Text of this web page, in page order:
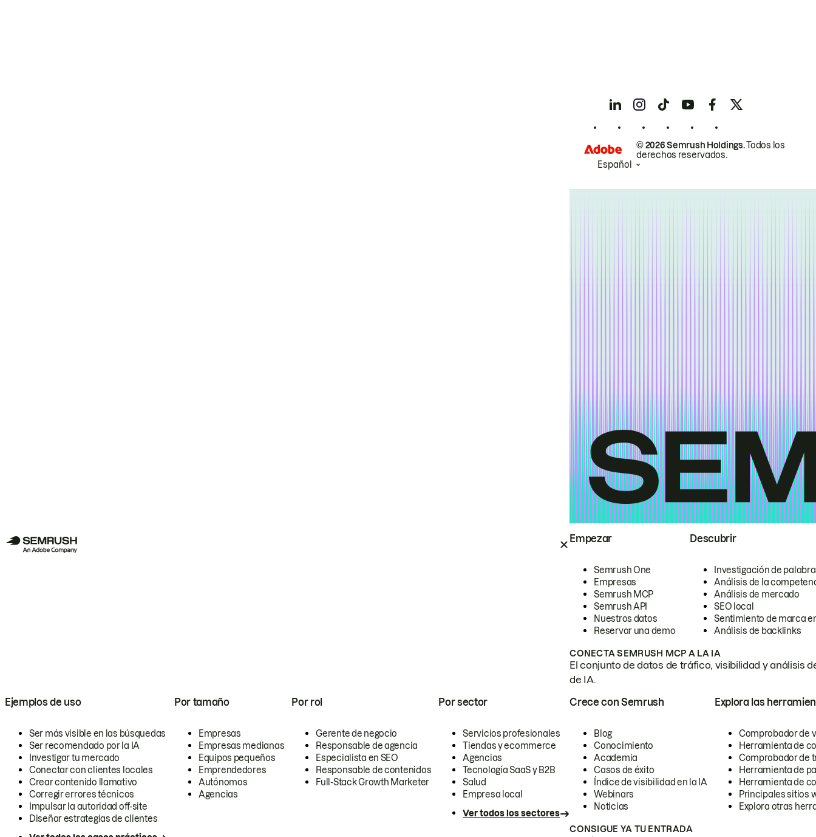
Empezar
Semrush One
Empresas
Semrush MCP
Semrush API
Nuestros datos
Reservar una demo
Descubrir
Investigación de
Análisis de la
Análisis de mercado
SEO local
Sentimiento de marca
Análisis de backlinks
CONECTA SEMRUSH MCP A LA IA
El conjunto de datos de tráfico, visibilidad y análisis
de IA.
Ejemplos de uso
Ser más visible en las búsquedas
Ser recomendado por la IA
Investigar tu mercado
Conectar con clientes locales
Crear contenido llamativo
Corregir errores técnicos
Impulsar la autoridad off-site
Diseñar estrategias de clientes
Por tamaño
Empresas
Empresas medianas
Equipos pequeños
Emprendedores
Autónomos
Agencias
Por rol
Gerente de negocio
Responsable de agencia
Especialista en SEO
Responsable de contenidos
Full-Stack Growth Marketer
Por sector
Servicios profesionales
Tiendas y ecommerce
Agencias
Tecnología SaaS y B2B
Salud
Empresa local
Ver todos los sectores
Crece con Semrush
Blog
Conocimiento
Academia
Casos de éxito
Índice de visibilidad en la IA
Webinars
Noticias
Explora las
Comprobador de
Herramienta de
Comprobador de
Herramienta de
Herramienta de
Principales sitios
Explora otras
CONSIGUE YA TU ENTRADA
© 2026 Semrush Holdings.Todos los
derechos reservados.
Español